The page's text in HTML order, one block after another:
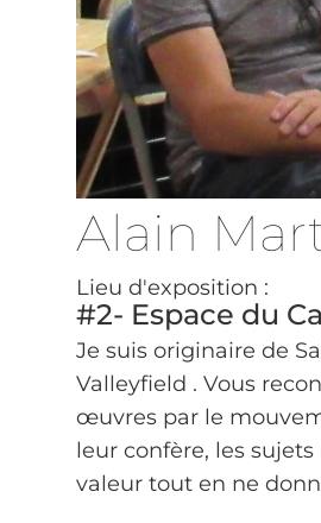
Alain
Lieu d'exposition :
#2- Espace du
Je suis originaire de
Valleyfield . Vous
œuvres par le
leur confère, les sujets
valeur tout en ne